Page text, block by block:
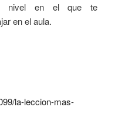
nivel en el que te
en el aula.
la-leccion-mas-